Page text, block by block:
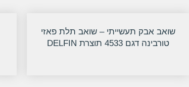
שואב אבק תעשייתי – שואב תלת פאזי
טורבינה דגם 4533 תוצרת DELFIN